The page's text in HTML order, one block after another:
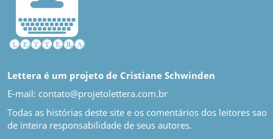
Lettera é um projeto de Cristiane Schwinden
E-mail: contato@projetolettera.com.br
Todas as histórias deste site e os comentários dos leitores sao
de inteira responsabilidade de seus autores.